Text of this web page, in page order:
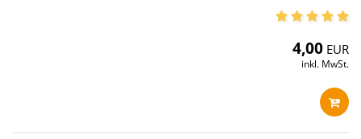
4,00 EUR
inkl. MwSt.